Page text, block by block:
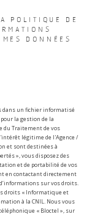
POLITIQUE DE
DONNÉES
un fichier informatisé
la gestion de la
du Traitement de vos
légitime de l'Agence /
et sont destinées à
», vous disposez des
et de portabilité de vos
en contactant directement
sur vos droits.
droits « Informatique et
à la CNIL. Nous vous
« Bloctel », sur